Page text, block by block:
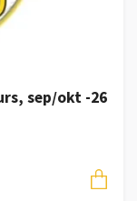
sep/okt -26